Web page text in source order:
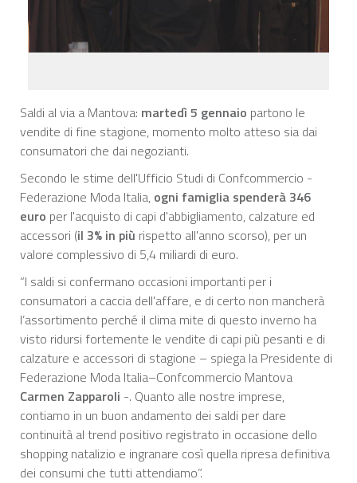
Saldi al via a Mantova: martedì 5 gennaio partono le
vendite di fine stagione, momento molto atteso sia dai
consumatori che dai negozianti.
Secondo le stime dell'Ufficio Studi di Confcommercio -
Federazione Moda Italia, ogni famiglia spenderà 346
euro per l'acquisto di capi d'abbigliamento, calzature ed
accessori (il 3% in più rispetto all'anno scorso), per un
valore complessivo di 5,4 miliardi di euro.
“I saldi si confermano occasioni importanti per i
consumatori a caccia dell'affare, e di certo non mancherà
l’assortimento perché il clima mite di questo inverno ha
visto ridursi fortemente le vendite di capi più pesanti e di
calzature e accessori di stagione – spiega la Presidente di
Federazione Moda Italia–Confcommercio Mantova
Carmen Zapparoli -. Quanto alle nostre imprese,
contiamo in un buon andamento dei saldi per dare
continuità al trend positivo registrato in occasione dello
shopping natalizio e ingranare così quella ripresa definitiva
dei consumi che tutti attendiamo”.